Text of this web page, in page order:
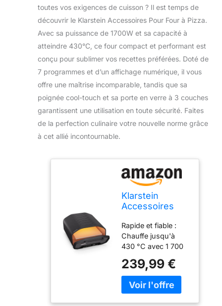
toutes vos exigences de cuisson ? Il est temps de
découvrir le Klarstein Accessoires Pour Four à Pizza.
Avec sa puissance de 1700W et sa capacité à
atteindre 430°C, ce four compact et performant est
conçu pour sublimer vos recettes préférées. Doté de
7 programmes et d’un affichage numérique, il vous
offre une maîtrise incomparable, tandis que sa
poignée cool-touch et sa porte en verre à 3 couches
garantissent une utilisation en toute sécurité. Faites
de la perfection culinaire votre nouvelle norme grâce
à cet allié incontournable.
Klarstein
Accessoires
Pizza - 1700W,
430°C, Double
Chauffage,
Compact, 7
Programmes,
Affichage
Numérique,
Poignée Cool-
Rapide et fiable :
Chauffe jusqu'à
430 °C avec 1 700
pizza électrique est
idéal pour préparer
des pizzas
239,99 €